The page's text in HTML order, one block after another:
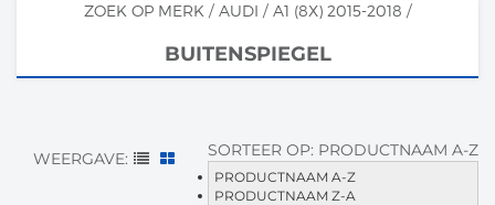
ZOEK OP MERK / AUDI / A1 (8X) 2015-2018 /
BUITENSPIEGEL
SORTEER OP: PRODUCTNAAM A-Z
PRODUCTNAAM A-Z
PRODUCTNAAM Z-A
WEERGAVE: